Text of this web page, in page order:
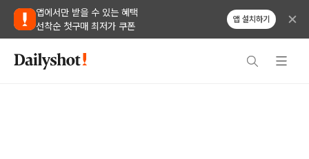
앱에서만 받을 수 있는 혜택
선착순 첫구매 최저가 쿠폰
앱 설치하기